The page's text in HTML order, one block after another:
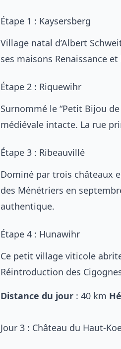
Étape 1 : Kaysersberg
Village natal d’Albert
ses maisons Renaissance
Étape 2 : Riquewihr
Surnommé le “Petit Bijou
médiévale intacte. La rue
Étape 3 : Ribeauvillé
Dominé par trois châteaux
des Ménétriers en
authentique.
Étape 4 : Hunawihr
Ce petit village viticole
Réintroduction des
Distance du jour : 40 km
Jour 3 : Château du Haut-